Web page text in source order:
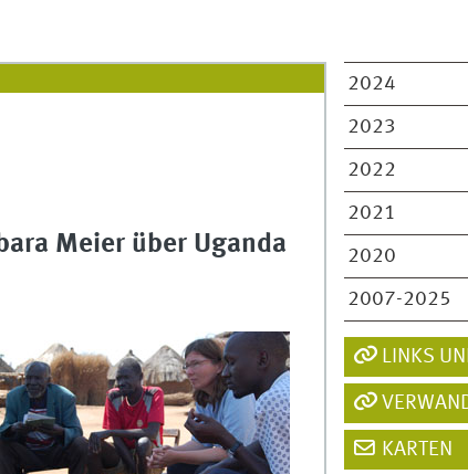
2024
2023
2022
2021
2020
2007-2025
Meier über Uganda
LINKS
KARTEN